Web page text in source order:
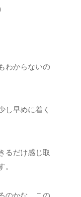
わからないの
し早めに着く
るだけ感じ取
。